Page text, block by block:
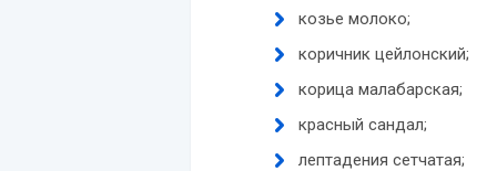
козье молоко;
коричник цейлонский;
корица малабарская;
красный сандал;
лептадения сетчатая;